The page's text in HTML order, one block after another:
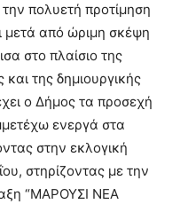
πολυετή προτίμηση
μετά από ώριμη σκέψη
στο πλαίσιο της
της δημιουργικής
ο Δήμος τα προσεχή
ενεργά στα
στην εκλογική
στηρίζοντας με την
“ΜΑΡΟΥΣΙ ΝΕΑ